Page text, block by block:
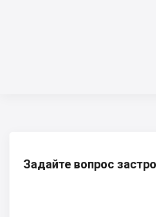
Задайте вопрос